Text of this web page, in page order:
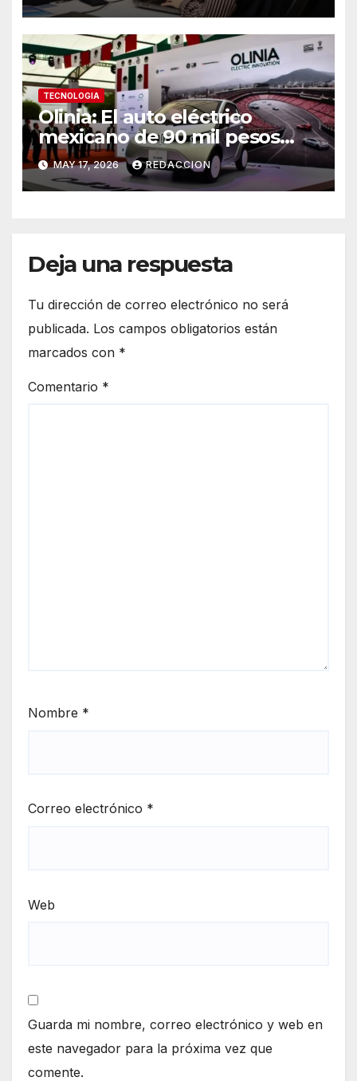
TECNOLOGIA
Olinia: El auto eléctrico
mexicano de 90 mil pesos
debutará este 7 de junio
MAY 17, 2026 REDACCION
Deja una respuesta
Tu dirección de correo electrónico no será
publicada. Los campos obligatorios están
marcados con *
Comentario *
Nombre *
Correo electrónico *
Web
Guarda mi nombre, correo electrónico y web en
este navegador para la próxima vez que
comente.